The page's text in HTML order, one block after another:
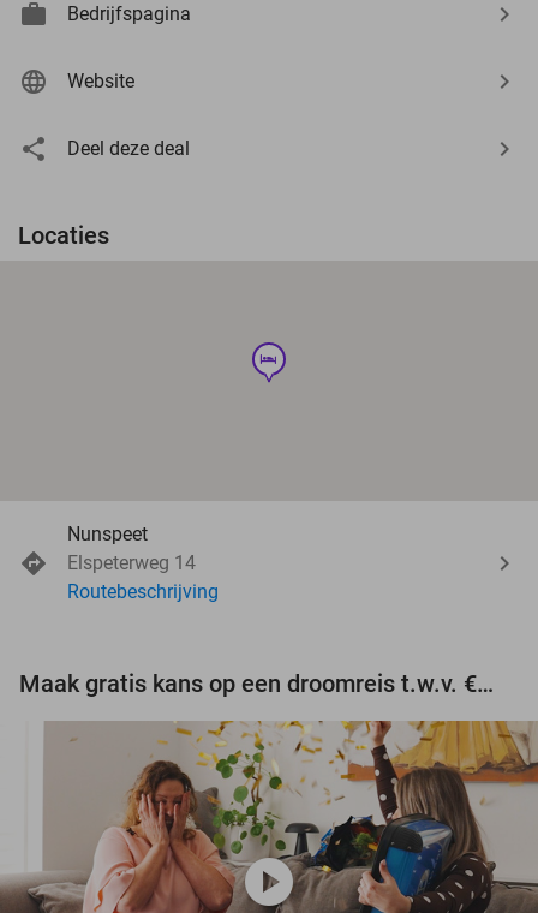
Bedrijfspagina
Website
Deel deze deal
Locaties
hotel
Nunspeet
Elspeterweg 14
Routebeschrijving
Maak gratis kans op een droomreis t.w.v. €3.000!
play_circle